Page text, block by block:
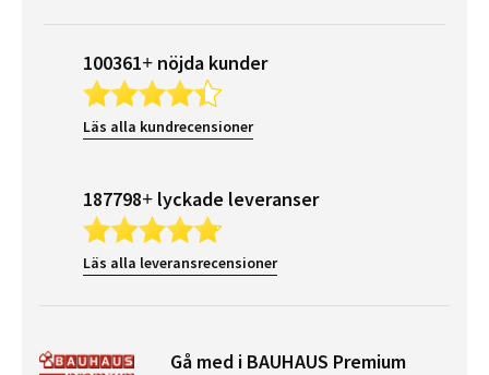
100361+ nöjda kunder
Läs alla kundrecensioner
187798+ lyckade leveranser
Läs alla leveransrecensioner
Gå med i BAUHAUS Premium